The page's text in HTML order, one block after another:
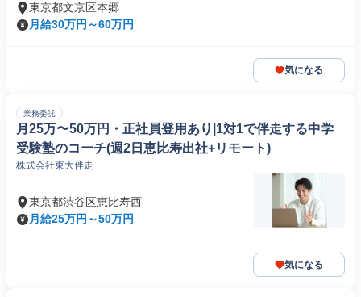
東京都文京区本郷
月給30万円～60万円
気になる
業務委託
月25万〜50万円・正社員登用あり|1対1で伴走する中学
受験塾のコーチ(週2日恵比寿出社+リモート)
株式会社東大伴走
東京都渋谷区恵比寿西
月給25万円～50万円
気になる